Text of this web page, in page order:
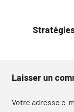
Laisser un
Votre adresse e-